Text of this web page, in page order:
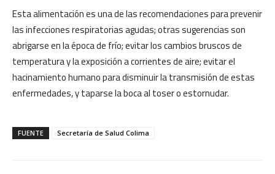
Esta alimentación es una de las recomendaciones para prevenir
las infecciones respiratorias agudas; otras sugerencias son
abrigarse en la época de frío; evitar los cambios bruscos de
temperatura y la exposición a corrientes de aire; evitar el
hacinamiento humano para disminuir la transmisión de estas
enfermedades, y taparse la boca al toser o estornudar.
FUENTE Secretaría de Salud Colima